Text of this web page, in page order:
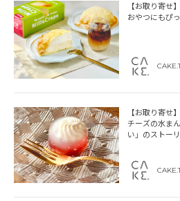
【お取り寄せ
おやつにもぴ
【お取り寄せ
チーズの水ま
い」のストー